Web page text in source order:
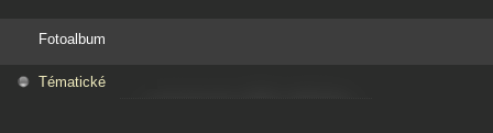
Fotoalbum
Tématické